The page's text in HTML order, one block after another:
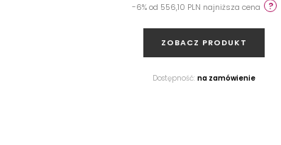
-6% od 556,10 PLN najniższa cena
ZOBACZ PRODUKT
Dostępność: na zamówienie